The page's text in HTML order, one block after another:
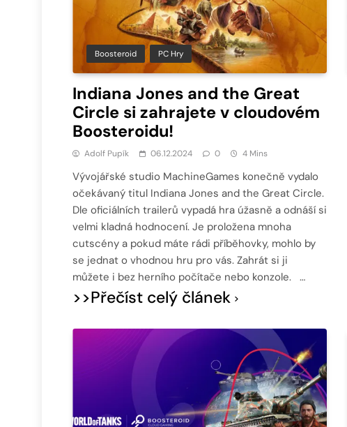
Boosteroid PC Hry
Indiana Jones and the Great
Circle si zahrajete v cloudovém
Boosteroidu!
Adolf Pupík 06.12.2024 0 4 Mins
Vývojářské studio MachineGames konečně vydalo
očekávaný titul Indiana Jones and the Great Circle.
Dle oficiálních trailerů vypadá hra úžasně a odnáší si
velmi kladná hodnocení. Je proložena mnoha
cutscény a pokud máte rádi příběhovky, mohlo by
se jednat o vhodnou hru pro vás. Zahrát si ji
můžete i bez herního počítače nebo konzole. …
>>Přečíst celý článek